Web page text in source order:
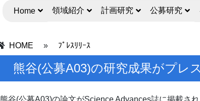
Home 領域紹介 計画研究 公募研究
HOME » ﾌﾟﾚｽﾘﾘｰｽ
熊谷(公募A03)の研究成果がプレ